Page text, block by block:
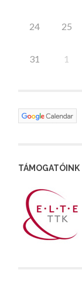
24 25
31 1
TÁMOGATÓINK